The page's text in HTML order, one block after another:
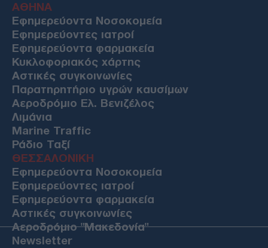
ΑΘΗΝΑ
Εφημερεύοντα Νοσοκομεία
Εφημερεύοντες ιατροί
Εφημερεύοντα φαρμακεία
Κυκλοφοριακός χάρτης
Αστικές συγκοινωνίες
Παρατηρητήριο υγρών καυσίμων
Αεροδρόμιο Ελ. Βενιζέλος
Λιμάνια
Marine Traffic
Ράδιο Ταξί
ΘΕΣΣΑΛΟΝΙΚΗ
Εφημερεύοντα Νοσοκομεία
Εφημερεύοντες ιατροί
Εφημερεύοντα φαρμακεία
Αστικές συγκοινωνίες
Αεροδρόμιο "Μακεδονία"
Newsletter